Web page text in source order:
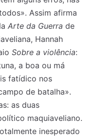
Assim afirma
Arte da Guerra de
Hannah
Sobre a violência:
a boa ou má
fatídico nos
de batalha».
as duas
maquiaveliano.
inesperado